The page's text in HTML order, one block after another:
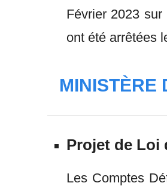
Février 2023 sur
ont été arrêtées
MINISTÈRE
Projet de Loi
Les Comptes